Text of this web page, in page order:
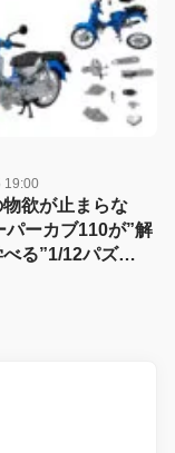
噴射！
19:00
物欲が止まらな
パーカブ110が”解
る”1/12パズル